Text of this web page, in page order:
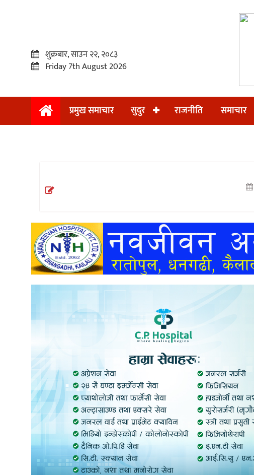
प्रमुख
अन्तराष्ट्रिय
अन्तर्वार्ता
खेलकुद
शुक्रबार, साउन २२, २०८३
Friday 7th August 2026
प्रमुख समाचार सुदुर राजनीति समाचार